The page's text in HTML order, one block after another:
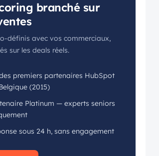
branché sur
définis avec vos commerciaux,
sur les deals réels.
premiers partenaires HubSpot
(2015)
Platinum — experts seniors
sous 24 h, sans engagement